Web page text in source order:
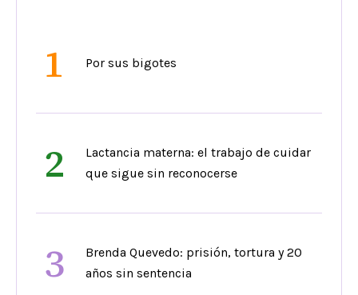
1 Por sus bigotes
2
Lactancia materna: el trabajo de cuidar
que sigue sin reconocerse
3
Brenda Quevedo: prisión, tortura y 20
años sin sentencia